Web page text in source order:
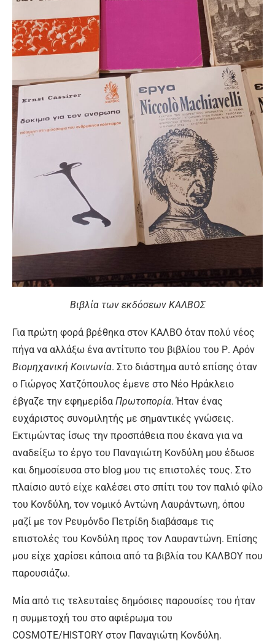
Βιβλία των εκδόσεων ΚΑΛΒΟΣ
Για πρώτη φορά βρέθηκα στον ΚΑΛΒΟ όταν πολύ νέος
πήγα να αλλάξω ένα αντίτυπο του βιβλίου του Ρ. Αρόν
Βιομηχανική Κοινωνία. Στο διάστημα αυτό επίσης όταν
ο Γιώργος Χατζόπουλος έμενε στο Νέο Ηράκλειο
έβγαζε την εφημερίδα Πρωτοπορία. Ήταν ένας
ευχάριστος συνομιλητής με σημαντικές γνώσεις.
Εκτιμώντας ίσως την προσπάθεια που έκανα για να
αναδείξω το έργο του Παναγιώτη Κονδύλη μου έδωσε
και δημοσίευσα στο blog μου τις επιστολές τους. Στο
πλαίσιο αυτό είχε καλέσει στο σπίτι του τον παλιό φίλο
του Κονδύλη, τον νομικό Αντώνη Λαυράντωνη, όπου
μαζί με τον Ρευμόνδο Πετρίδη διαβάσαμε τις
επιστολές του Κονδύλη προς τον Λαυραντώνη. Επίσης
μου είχε χαρίσει κάποια από τα βιβλία του ΚΑΛΒΟΥ που
παρουσιάζω.
Μία από τις τελευταίες δημόσιες παρουσίες του ήταν
η συμμετοχή του στο αφιέρωμα του
COSMOTE/HISTORY στον Παναγιώτη Κονδύλη.